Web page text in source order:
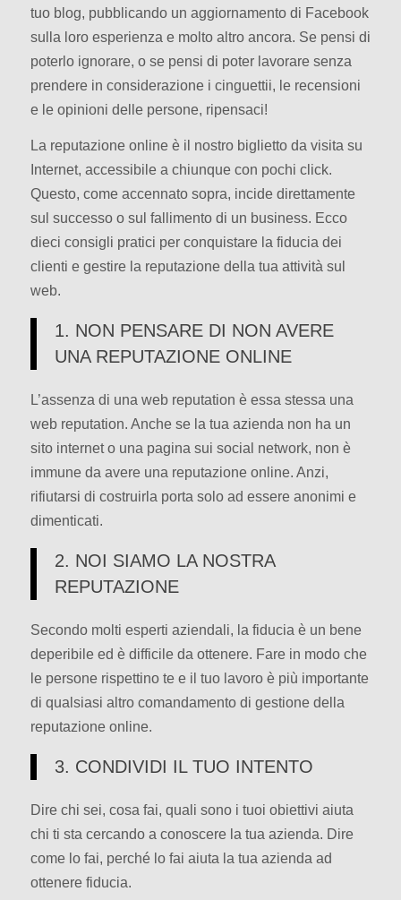
tuo blog, pubblicando un aggiornamento di Facebook
sulla loro esperienza e molto altro ancora. Se pensi di
poterlo ignorare, o se pensi di poter lavorare senza
prendere in considerazione i cinguettii, le recensioni
e le opinioni delle persone, ripensaci!
La reputazione online è il nostro biglietto da visita su
Internet, accessibile a chiunque con pochi click.
Questo, come accennato sopra, incide direttamente
sul successo o sul fallimento di un business. Ecco
dieci consigli pratici per conquistare la fiducia dei
clienti e gestire la reputazione della tua attività sul
web.
1. NON PENSARE DI NON AVERE
UNA REPUTAZIONE ONLINE
L’assenza di una web reputation è essa stessa una
web reputation. Anche se la tua azienda non ha un
sito internet o una pagina sui social network, non è
immune da avere una reputazione online. Anzi,
rifiutarsi di costruirla porta solo ad essere anonimi e
dimenticati.
2. NOI SIAMO LA NOSTRA
REPUTAZIONE
Secondo molti esperti aziendali, la fiducia è un bene
deperibile ed è difficile da ottenere. Fare in modo che
le persone rispettino te e il tuo lavoro è più importante
di qualsiasi altro comandamento di gestione della
reputazione online.
3. CONDIVIDI IL TUO INTENTO
Dire chi sei, cosa fai, quali sono i tuoi obiettivi aiuta
chi ti sta cercando a conoscere la tua azienda. Dire
come lo fai, perché lo fai aiuta la tua azienda ad
ottenere fiducia.